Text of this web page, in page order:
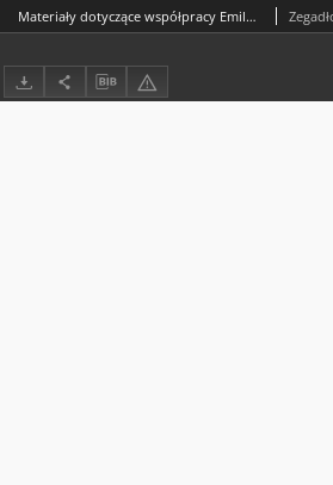
Materiały dotyczące współpracy Emila Zegadłowicza z rozgłośnią radiową w Poznaniu